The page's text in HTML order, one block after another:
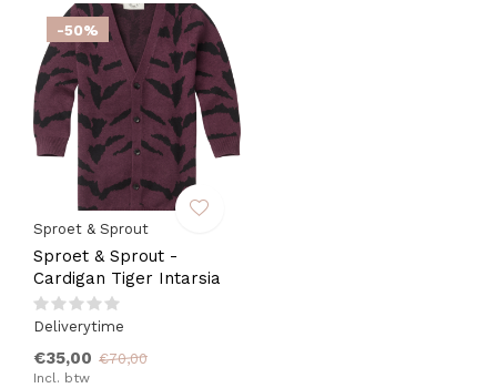
-50%
Sproet & Sprout
Sproet & Sprout -
Cardigan Tiger Intarsia
Deliverytime
€35,00 €70,00
Incl. btw